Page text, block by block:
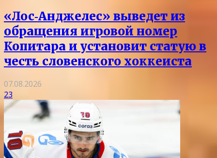
«Лос‑Анджелес» выведет из
обращения игровой номер
Копитара и установит статую в
честь словенского хоккеиста
07.08.2026
23